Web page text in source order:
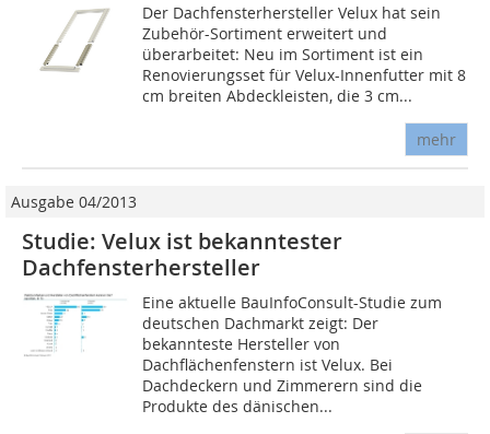
Der Dachfensterhersteller Velux hat sein
Zubehör-Sortiment erweitert und
überarbeitet: Neu im Sortiment ist ein
Renovierungsset für Velux-Innenfutter mit 8
cm breiten Abdeckleisten, die 3 cm...
mehr
Ausgabe 04/2013
Studie: Velux ist bekanntester
Dachfensterhersteller
Eine aktuelle BauInfoConsult-Studie zum
deutschen Dachmarkt zeigt: Der
bekannteste Hersteller von
Dachflächenfenstern ist Velux. Bei
Dachdeckern und Zimmerern sind die
Produkte des dänischen...